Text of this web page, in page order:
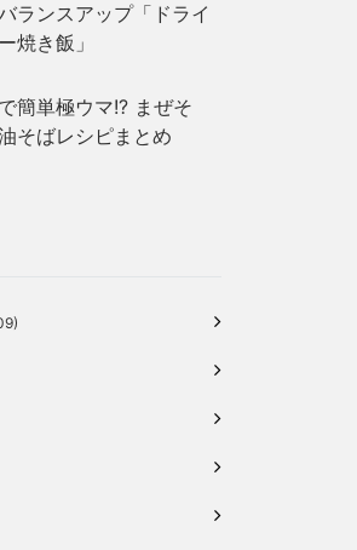
ランスアップ「ドライ
焼き飯」
簡単極ウマ!? まぜそ
そばレシピまとめ